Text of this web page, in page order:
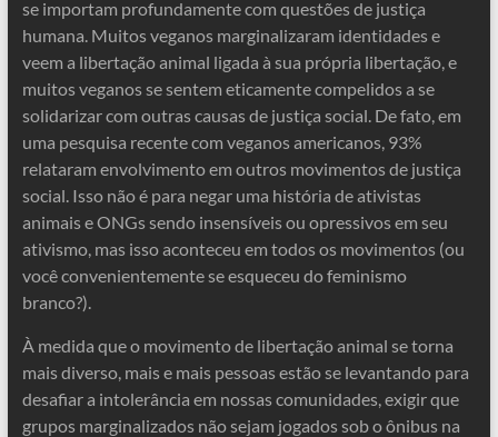
se importam profundamente com questões de justiça
humana. Muitos veganos marginalizaram identidades e
veem a libertação animal ligada à sua própria libertação, e
muitos veganos se sentem eticamente compelidos a se
solidarizar com outras causas de justiça social. De fato, em
uma pesquisa recente com veganos americanos, 93%
relataram envolvimento em outros movimentos de justiça
social. Isso não é para negar uma história de ativistas
animais e ONGs sendo insensíveis ou opressivos em seu
ativismo, mas isso aconteceu em todos os movimentos (ou
você convenientemente se esqueceu do feminismo
branco?).
À medida que o movimento de libertação animal se torna
mais diverso, mais e mais pessoas estão se levantando para
desafiar a intolerância em nossas comunidades, exigir que
grupos marginalizados não sejam jogados sob o ônibus na